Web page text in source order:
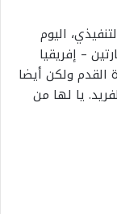
اليوم
– إفريقيا
القدم ولكن أيضا
يا لها من